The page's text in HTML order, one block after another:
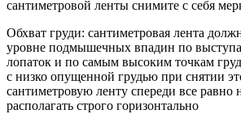
сантиметровой ленты снимите с себя
Обхват груди: сантиметровая лента
уровне подмышечных впадин по
лопаток и по самым высоким точкам
с низко опущенной грудью при снятии
сантиметровую ленту спереди все равно
располагать строго горизонтально